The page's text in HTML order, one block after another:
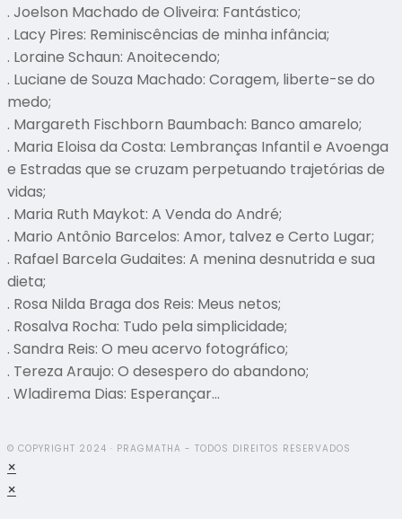
. Joelson Machado de Oliveira: Fantástico;
. Lacy Pires: Reminiscências de minha infância;
. Loraine Schaun: Anoitecendo;
. Luciane de Souza Machado: Coragem, liberte-se do
medo;
. Margareth Fischborn Baumbach: Banco amarelo;
. Maria Eloisa da Costa: Lembranças Infantil e Avoenga
e Estradas que se cruzam perpetuando trajetórias de
vidas;
. Maria Ruth Maykot: A Venda do André;
. Mario Antônio Barcelos: Amor, talvez e Certo Lugar;
. Rafael Barcela Gudaites: A menina desnutrida e sua
dieta;
. Rosa Nilda Braga dos Reis: Meus netos;
. Rosalva Rocha: Tudo pela simplicidade;
. Sandra Reis: O meu acervo fotográfico;
. Tereza Araujo: O desespero do abandono;
. Wladirema Dias: Esperançar…
© COPYRIGHT 2024 · PRAGMATHA - TODOS DIREITOS RESERVADOS
×
×